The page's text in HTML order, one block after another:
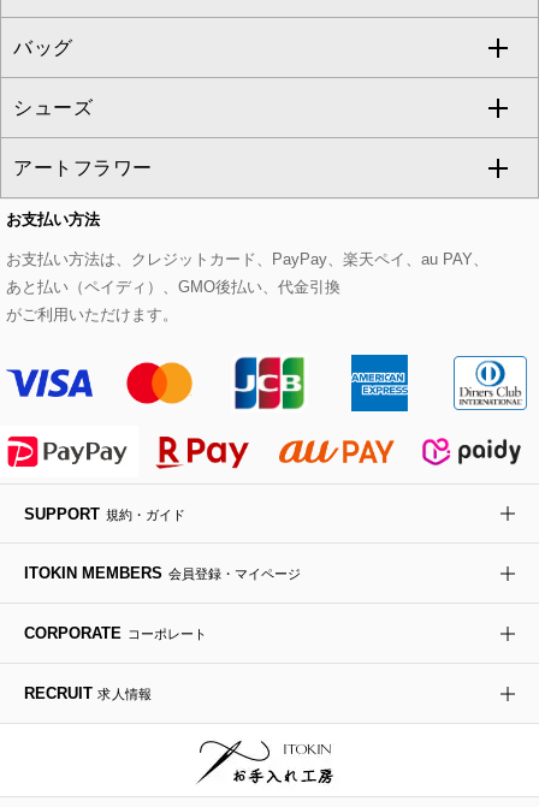
eur3
Maison de CINQ
MK MICHEL KLEIN BAG
HIROKO KOSHINO
パーカー
タンクトップ・キャミソール
スウェット・ジャージー
その他のトップス
サロペット・オールインワン
その他のパンツ
ショート・ミニ丈スカート
その他のスカート
セットアップ
セットアップジャケット
セットアップパンツ
セットアップスカート
セットアップワンピース
ピーコート
ダッフルコート
チェスターコート
モッズコート
ステンカラーコート
ライダースジャケット
デニムジャケット
ダウンジャケット・コート
マスク
ストール・マフラー・スヌード
ベルト・サスペンダー
帽子
ヘアアクセサリー
ハンカチ・バンダナ
手袋
チャーム・ストラップ
すべてのアクセサリー
ネックレス
ピアス・イヤリング
ブレスレット・バングル
ブローチ・コサージュ
バッグ
すべてのバッグ
トートバッグ
ショルダーバッグ
ボストンバッグ
バックパック・リュック
ボディバッグ・メッセンジャーバッグ
トラベルバッグ
シューズ
すべてのシューズ
パンプス
スニーカー
フラットシューズ
ローファー
ドレスシューズ
アートフラワー
すべてのアートフラワー
ローズ
カサブランカ・カラー
ラナンキュラス
ポプリアレンジ＆フレグランス
お支払い方法
お支払い方法は、クレジットカード、PayPay、楽天ペイ、au PAY、
あと払い（ペイディ）、GMO後払い、代金引換
がご利用いただけます。
SUPPORT 規約・ガイド
ITOKIN MEMBERS 会員登録・マイページ
CORPORATE コーポレート
RECRUIT 求人情報